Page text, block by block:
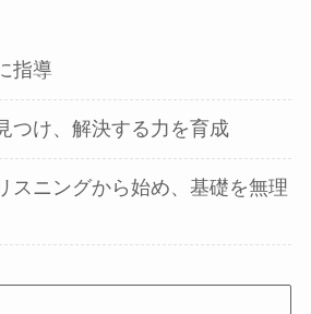
指導
つけ、解決する力を育成
スニングから始め、基礎を無理